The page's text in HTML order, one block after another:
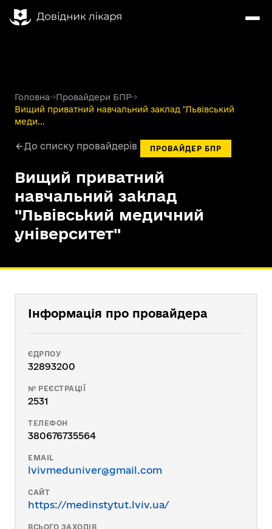
Головна→Провайдери БПР→
Вищий приватний навчальний заклад "Львівський
меди...
До списку провайдерів ПРОВАЙДЕР БПР
Вищий приватний
навчальний заклад
"Львівський медичний
університет"
Інформація про провайдера
ЄДРПОУ
32893200
№ РЕЄСТРАЦІЇ
2531
ТЕЛЕФОН
380676735564
EMAIL
lvivmeduniver@gmail.com
САЙТ
https://medinstytut.lviv.ua/
ВСЬОГО ЗАХОДІВ